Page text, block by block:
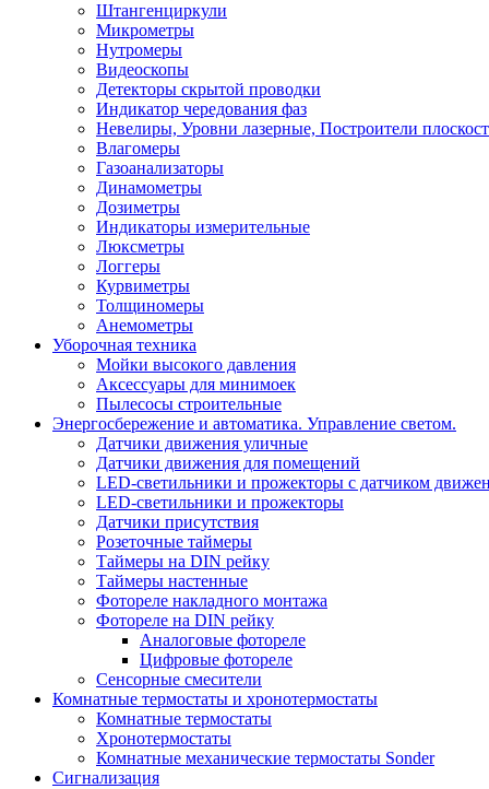
Штангенциркули
Микрометры
Нутромеры
Видеоскопы
Детекторы скрытой проводки
Индикатор чередования фаз
Невелиры, Уровни лазерные, Построители
Влагомеры
Газоанализаторы
Динамометры
Дозиметры
Индикаторы измерительные
Люксметры
Логгеры
Курвиметры
Толщиномеры
Анемометры
Уборочная техника
Мойки высокого давления
Аксессуары для минимоек
Пылесосы строительные
Энергосбережение и автоматика. Управление светом.
Датчики движения уличные
Датчики движения для помещений
LED-светильники и прожекторы с датчиком
LED-светильники и прожекторы
Датчики присутствия
Розеточные таймеры
Таймеры на DIN рейку
Таймеры настенные
Фотореле накладного монтажа
Фотореле на DIN рейку
Аналоговые фотореле
Цифровые фотореле
Сенсорные смесители
Комнатные термостаты и хронотермостаты
Комнатные термостаты
Хронотермостаты
Комнатные механические термостаты Sonder
Сигнализация